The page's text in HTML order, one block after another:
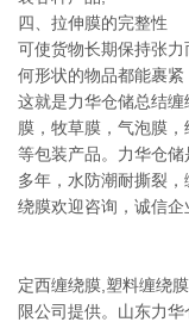
四、拉伸膜的完整性
可使货物长期保持张
何形状的物品都能裹紧
这就是力华仓储总结
膜，牧草膜，气泡膜，
等包装产品。力华仓
多年，水防潮耐撕裂
绕膜欢迎咨询，诚信
定西缠绕膜,塑料缠绕
限公司提供。山东力